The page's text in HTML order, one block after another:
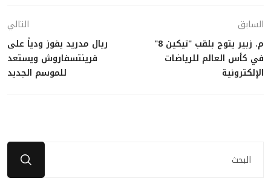
السابق
م. زبير يتوج بلقب "تيكين 8"
في كأس العالم للرياضات
الإلكترونية
التالي
ريال مدريد يفوز ودياً على
فرينتسفاروش ويستعد
للموسم الجديد